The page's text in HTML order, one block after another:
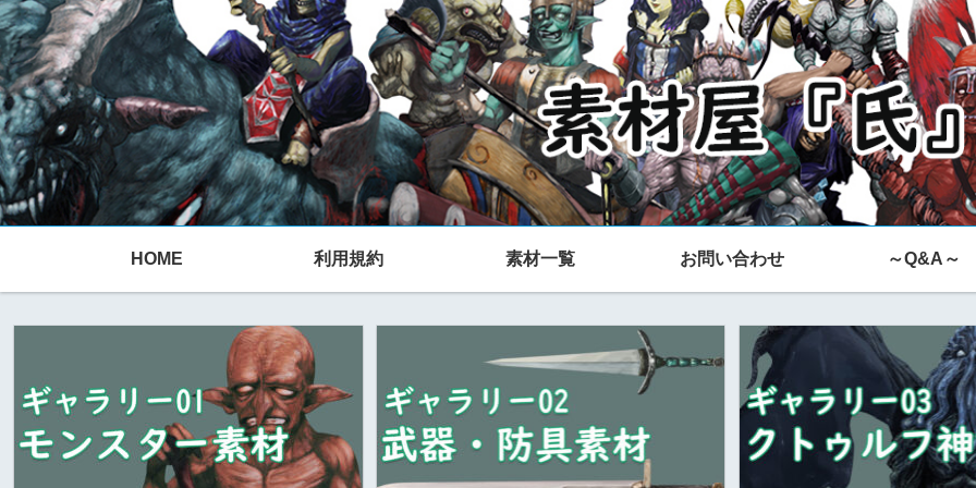
HOME 利用規約 素材一覧 お問い合わせ ～Q&A～